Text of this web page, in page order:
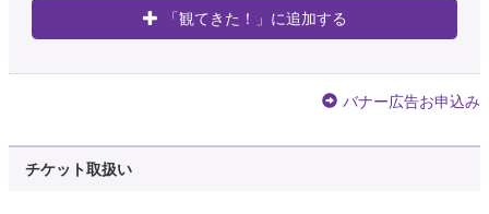
「観てきた！」に追加する
バナー広告お申込み
チケット取扱い